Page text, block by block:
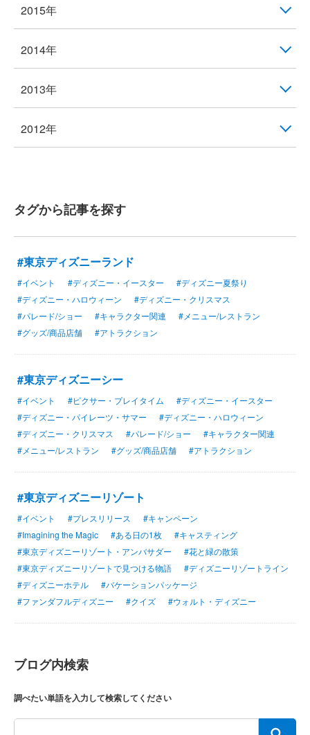
2015年
2014年
2013年
2012年
タグから記事を探す
#東京ディズニーランド
#イベント #ディズニー・イースター
#ディズニー夏祭り
#ディズニー・ハロウィーン
#ディズニー・クリスマス
#パレード/ショー
#キャラクター関連
#メニュー/レストラン
#グッズ/商品店舗
#アトラクション
#東京ディズニーシー
#イベント #ピクサー・プレイタイム
#ディズニー・イースター
#ディズニー・パイレーツ・サマー
#ディズニー・ハロウィーン
#ディズニー・クリスマス
#パレード/ショー
#キャラクター関連
#メニュー/レストラン
#グッズ/商品店舗 #アトラクション
#東京ディズニーリゾート
#イベント #プレスリリース
#キャンペーン
#Imagining the Magic
#ある日の1枚
#キャスティング
#東京ディズニーリゾート・アンバサダー
#花と緑の散策
#東京ディズニーリゾートで見つける物語
#ディズニーリゾートライン
#ディズニーホテル
#バケーションパッケージ
#ファンダフルディズニー
#クイズ #ウォルト・ディズニー
ブログ内検索
調べたい単語を入力して検索してください